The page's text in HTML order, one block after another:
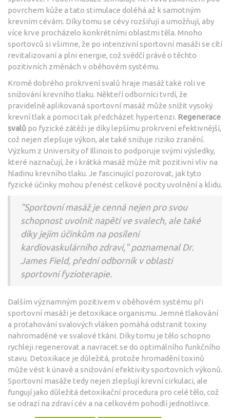
povrchem kůže a tato stimulace doléhá až k samotným
krevním cévám. Díky tomu se cévy rozšiřují a umožňují, aby
více krve procházelo konkrétními oblastmi těla. Mnoho
sportovců si všimne, že po intenzivní sportovní masáži se cítí
revitalizovaní a plni energie, což svědčí právě o těchto
pozitivních změnách v oběhovém systému.
Kromě dobrého prokrvení svalů hraje masáž také roli ve
snižování krevního tlaku. Někteří odborníci tvrdí, že
pravidelně aplikovaná sportovní masáž může snížit vysoký
krevní tlak a pomoci tak předcházet hypertenzi. Regenerace
svalů po fyzické zátěži je díky lepšímu prokrvení efektivnější,
což nejen zlepšuje výkon, ale také snižuje riziko zranění.
Výzkum z University of Illinois to podporuje svými výsledky,
které naznačují, že i krátká masáž může mít pozitivní vliv na
hladinu krevního tlaku. Je fascinující pozorovat, jak tyto
fyzické účinky mohou přenést celkové pocity uvolnění a klidu.
"Sportovní masáž je cenná nejen pro svou
schopnost uvolnit napětí ve svalech, ale také
díky jejím účinkům na posílení
kardiovaskulárního zdraví," poznamenal Dr.
James Field, přední odborník v oblasti
sportovní fyzioterapie.
Dalším významným pozitivem v oběhovém systému při
sportovní masáži je detoxikace organismu. Jemné tlakování
a protahování svalových vláken pomáhá odstranit toxiny
nahromaděné ve svalové tkáni. Díky tomu je tělo schopno
rychleji regenerovat a navracet se do optimálního funkčního
stavu. Detoxikace je důležitá, protože hromadění toxinů
může vést k únavě a snižování efektivity sportovních výkonů.
Sportovní masáže tedy nejen zlepšují krevní cirkulaci, ale
fungují jako důležitá detoxikační procedura pro celé tělo, což
se odrazí na zdraví cév a na celkovém pohodlí jednotlivce.